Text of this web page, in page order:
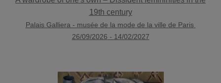
19th century
Palais Galliera - musée de la mode de la ville de Paris
26/09/2026 - 14/02/2027